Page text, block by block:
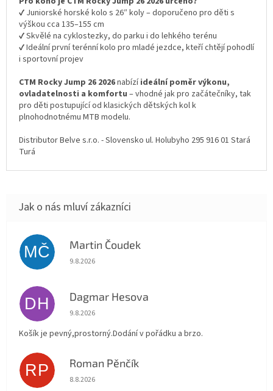
✔ Juniorské horské kolo s 26″ koly – doporučeno pro děti s
výškou cca 135–155 cm
✔ Skvělé na cyklostezky, do parku i do lehkého terénu
✔ Ideální první terénní kolo pro mladé jezdce, kteří chtějí pohodlí
i sportovní projev
CTM Rocky Jump 26 2026nabízíideální poměr výkonu,
ovladatelnosti a komfortu – vhodné jak pro začátečníky, tak
pro děti postupující od klasických dětských kol k
plnohodnotnému MTB modelu.
Distributor Belve s.r.o. - Slovensko ul. Holubyho 295 916 01 Stará
Turá
MČ Martin Čoudek
Hodnocení obchodu je 5 z 5 hvězdiček.
9.8.2026
DH Dagmar Hesova
Hodnocení obchodu je 5 z 5 hvězdiček.
9.8.2026
Košík je pevný,prostorný.Dodání v pořádku a brzo.
RP Roman Pěnčík
Hodnocení obchodu je 5 z 5 hvězdiček.
8.8.2026